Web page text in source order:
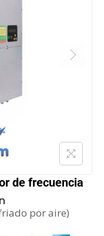
de frecuencia
por aire)